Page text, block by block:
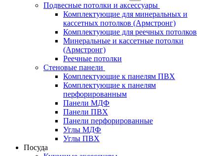
Подвесные потолки и аксессуары
Комплектующие для минеральных и
кассетных потолков (Армстронг)
Комплектующие для реечных потолков
Минеральные и кассетные потолки
(Армстронг)
Реечные потолки
Стеновые панели
Комплектующие к панелям ПВХ
Комплектующие к панелям
перфорированным
Панели МДФ
Панели ПВХ
Панели перфорированные
Углы МДФ
Углы ПВХ
Посуда